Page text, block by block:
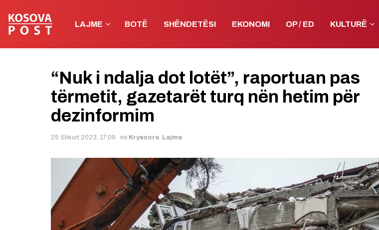
LAJME BOTË SHËNDETËSI EKONOMI OP / ED KULTURË
“Nuk i ndalja dot lotët”, raportuan pas
tërmetit, gazetarët turq nën hetim për
dezinformim
25 Shkurt 2023, 17:09 në Kryesore, Lajme